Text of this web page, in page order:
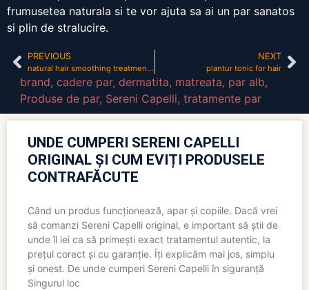
frumusetea naturala si te vor ajuta sa ai un par sanatos
si plin de stralucire.
PREVIOUS
natural hair smoothing treatment at home
NEXT
plantur tonic for hair
brand, cadere par, dermatita, matreata, par alb,
Produse de par, Sereni Capelli, tratamente par
UNDE CUMPERI SERENI CAPELLI
ORIGINAL ȘI CUM EVIȚI PRODUSELE
CONTRAFĂCUTE
Când un produs funcționează, apar și copiile. Dacă vrei
să comanzi Sereni Capelli original, e important să știi de
unde îl iei ca să primești exact tratamentul autentic, la
prețul corect și cu garanție. Îți explicăm mai jos, simplu
și onest. De unde cumperi Sereni Capelli în siguranță
Singurul loc